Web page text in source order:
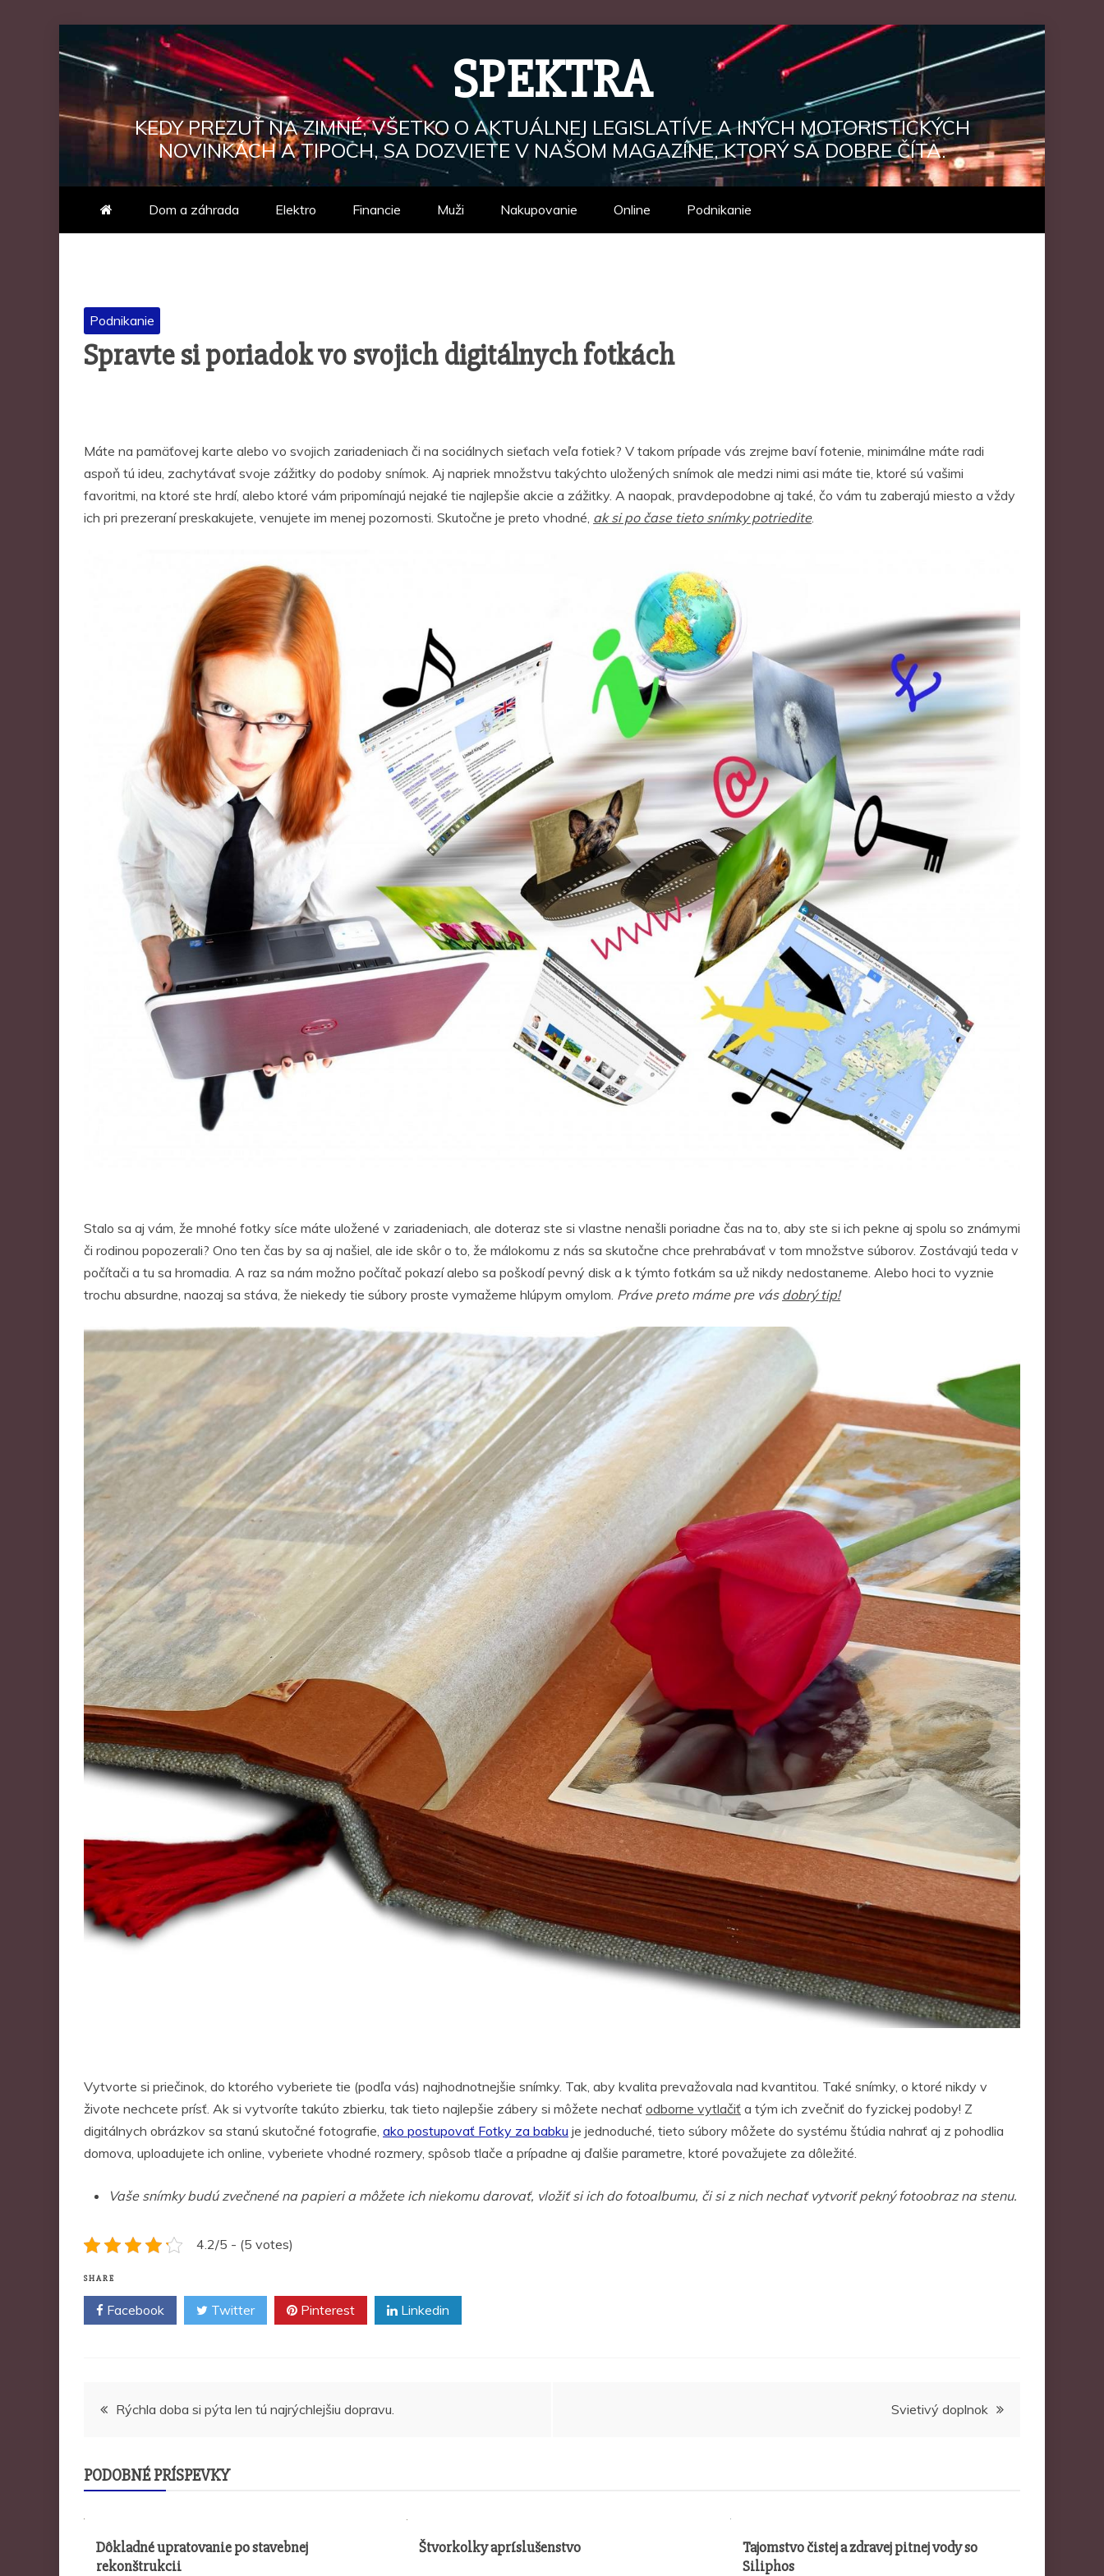
to
content
SPEKTRA
KEDY PREZUŤ NA ZIMNÉ, VŠETKO O AKTUÁLNEJ LEGISLATÍVE A INÝCH MOTORISTICKÝCH
NOVINKÁCH A TIPOCH, SA DOZVIETE V NAŠOM MAGAZÍNE, KTORÝ SA DOBRE ČÍTA.
Dom a záhrada Elektro Financie Muži Nakupovanie Online Podnikanie
Podnikanie
Spravte si poriadok vo svojich digitálnych fotkách
Máte na pamäťovej karte alebo vo svojich zariadeniach či na sociálnych sieťach veľa fotiek? V takom prípade vás zrejme baví fotenie, minimálne máte radi
aspoň tú ideu, zachytávať svoje zážitky do podoby snímok. Aj napriek množstvu takýchto uložených snímok ale medzi nimi asi máte tie, ktoré sú vašimi
favoritmi, na ktoré ste hrdí, alebo ktoré vám pripomínajú nejaké tie najlepšie akcie a zážitky. A naopak, pravdepodobne aj také, čo vám tu zaberajú miesto a vždy
ich pri prezeraní preskakujete, venujete im menej pozornosti. Skutočne je preto vhodné, ak si po čase tieto snímky potriedite.
Stalo sa aj vám, že mnohé fotky síce máte uložené v zariadeniach, ale doteraz ste si vlastne nenašli poriadne čas na to, aby ste si ich pekne aj spolu so známymi
či rodinou popozerali? Ono ten čas by sa aj našiel, ale ide skôr o to, že málokomu z nás sa skutočne chce prehrabávať v tom množstve súborov. Zostávajú teda v
počítači a tu sa hromadia. A raz sa nám možno počítač pokazí alebo sa poškodí pevný disk a k týmto fotkám sa už nikdy nedostaneme. Alebo hoci to vyznie
trochu absurdne, naozaj sa stáva, že niekedy tie súbory proste vymažeme hlúpym omylom. Práve preto máme pre vás dobrý tip!
Vytvorte si priečinok, do ktorého vyberiete tie (podľa vás) najhodnotnejšie snímky. Tak, aby kvalita prevažovala nad kvantitou. Také snímky, o ktoré nikdy v
živote nechcete prísť. Ak si vytvoríte takúto zbierku, tak tieto najlepšie zábery si môžete nechať odborne vytlačiť a tým ich zvečniť do fyzickej podoby! Z
digitálnych obrázkov sa stanú skutočné fotografie, ako postupovať Fotky za babku je jednoduché, tieto súbory môžete do systému štúdia nahrať aj z pohodlia
domova, uploadujete ich online, vyberiete vhodné rozmery, spôsob tlače a prípadne aj ďalšie parametre, ktoré považujete za dôležité.
Vaše snímky budú zvečnené na papieri a môžete ich niekomu darovať, vložiť si ich do fotoalbumu, či si z nich nechať vytvoriť pekný fotoobraz na stenu.
4.2/5 - (5 votes)
SHARE
Facebook Twitter Pinterest Linkedin
Navigace
příspěvek
Rýchla doba si pýta len tú najrýchlejšiu dopravu. Svietivý doplnok
PODOBNÉ PRÍSPEVKY
Dôkladné upratovanie po stavebnej
rekonštrukcii
Štvorkolky apríslušenstvo
Tajomstvo čistej a zdravej pitnej vody so
Siliphos